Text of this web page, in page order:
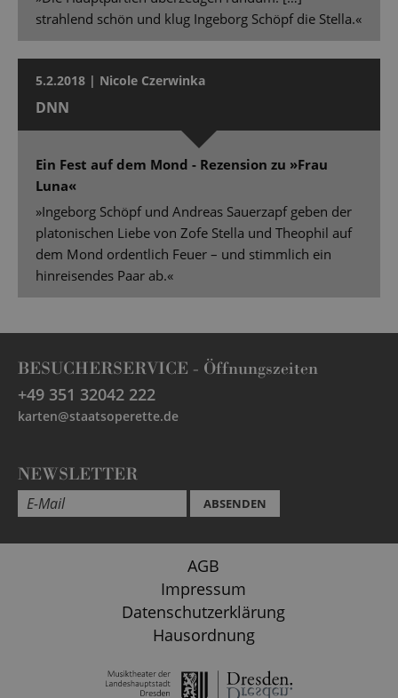
strahlend schön und klug Ingeborg Schöpf die Stella.«
5.2.2018 | Nicole Czerwinka
DNN
Ein Fest auf dem Mond - Rezension zu »Frau
Luna«
»Ingeborg Schöpf und Andreas Sauerzapf geben der
platonischen Liebe von Zofe Stella und Theophil auf
dem Mond ordentlich Feuer – und stimmlich ein
hinreisendes Paar ab.«
BESUCHERSERVICE - Öffnungszeiten
+49 351 32042 222
karten@staatsoperette.de
NEWSLETTER
ABSENDEN
AGB
Impressum
Datenschutzerklärung
Hausordnung